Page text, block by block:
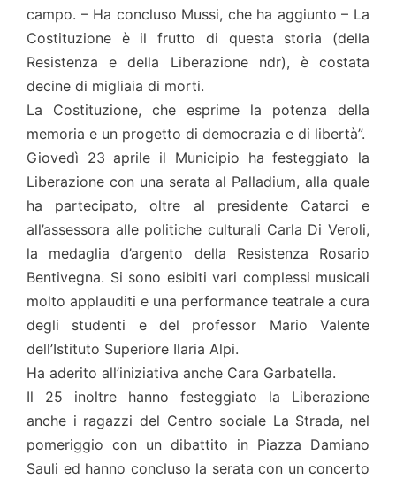
campo. – Ha concluso Mussi, che ha aggiunto – La
Costituzione è il frutto di questa storia (della
Resistenza e della Liberazione ndr), è costata
decine di migliaia di morti.
La Costituzione, che esprime la potenza della
memoria e un progetto di democrazia e di libertà”.
Giovedì 23 aprile il Municipio ha festeggiato la
Liberazione con una serata al Palladium, alla quale
ha partecipato, oltre al presidente Catarci e
all’assessora alle politiche culturali Carla Di Veroli,
la medaglia d’argento della Resistenza Rosario
Bentivegna. Si sono esibiti vari complessi musicali
molto applauditi e una performance teatrale a cura
degli studenti e del professor Mario Valente
dell’Istituto Superiore Ilaria Alpi.
Ha aderito all’iniziativa anche Cara Garbatella.
Il 25 inoltre hanno festeggiato la Liberazione
anche i ragazzi del Centro sociale La Strada, nel
pomeriggio con un dibattito in Piazza Damiano
Sauli ed hanno concluso la serata con un concerto